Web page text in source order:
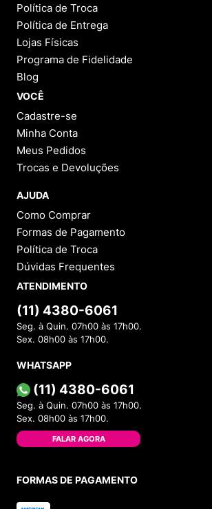
Política de Troca
Política de Entrega
Lojas Físicas
Programa de Fidelidade
Blog
VOCÊ
Cadastre-se
Minha Conta
Meus Pedidos
Trocas e Devoluções
AJUDA
Como Comprar
Formas de Pagamento
Política de Troca
Dúvidas Frequentes
ATENDIMENTO
(11) 4380-6061
Seg. à Quin. 07h00 às 17h00.
Sex. 08h00 às 17h00.
WHATSAPP
(11) 4380-6061
Seg. à Quin. 07h00 às 17h00.
Sex. 08h00 às 17h00.
FALAR AGORA
FORMAS DE PAGAMENTO